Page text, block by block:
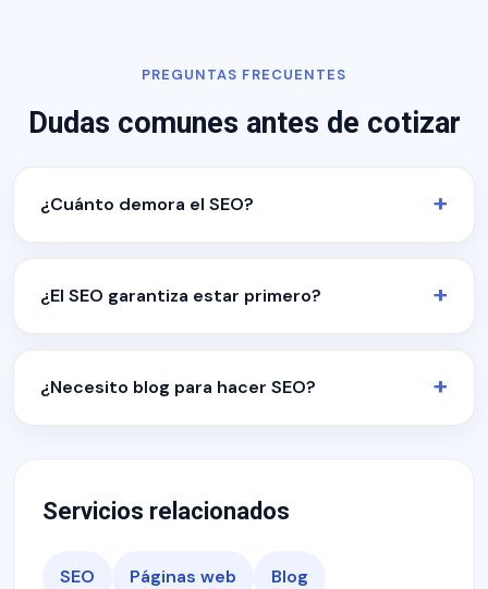
PREGUNTAS FRECUENTES
Dudas comunes antes de cotizar
¿Cuánto demora el SEO?
¿El SEO garantiza estar primero?
¿Necesito blog para hacer SEO?
Servicios relacionados
SEO Páginas web Blog